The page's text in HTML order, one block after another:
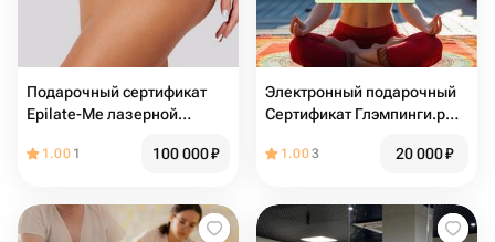
Подарочный сертификат
Epilate-Me лазерной
1.00 1 100 000₽
Электронный подарочный
Сертификат Глэмпинги.рф
с занятиями йогой
1.003 20 000₽